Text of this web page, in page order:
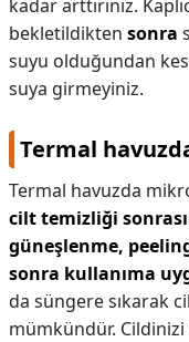
kadar arttırınız.
bekletildikten sonra
suyu olduğundan
suya girmeyiniz.
Termal
Termal havuzda
cilt temizliği
güneşlenme,
sonra kullanıma
da süngere sıkarak
mümkündür. Cildinizi